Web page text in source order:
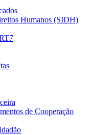
Humanos (SIDH)
de Cooperação